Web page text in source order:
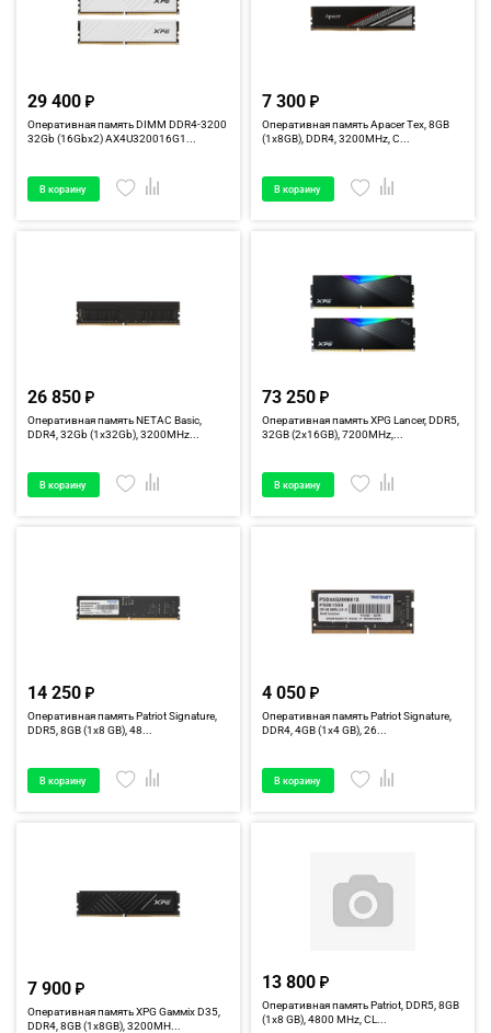
29 400
Оперативная память DIMM DDR4-3200
32Gb (16Gbx2) AX4U320016G1...
В корзину
7 300
Оперативная память Apacer Tex, 8GB
(1x8GB), DDR4, 3200MHz, C...
В корзину
26 850
Оперативная память NETAC Basic,
DDR4, 32Gb (1x32Gb), 3200MHz...
В корзину
73 250
Оперативная память XPG Lancer, DDR5,
32GB (2x16GB), 7200MHz,...
В корзину
14 250
Оперативная память Patriot Signature,
DDR5, 8GB (1x8 GB), 48...
В корзину
4 050
Оперативная память Patriot Signature,
DDR4, 4GB (1x4 GB), 26...
В корзину
7 900
Оперативная память XPG Gaммix D35,
DDR4, 8GB (1x8GB), 3200MH...
13 800
Оперативная память Patriot, DDR5, 8GB
(1x8 GB), 4800 MHz, CL...